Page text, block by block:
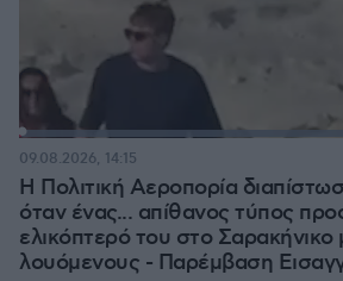
:
Η Πολιτική Αεροπορία
όταν ένας... απίθανος τύπος
ελικόπτερό του στο Σαρακήνικο
λουόμενους - Παρέμβαση
09.08.2026, 14:15